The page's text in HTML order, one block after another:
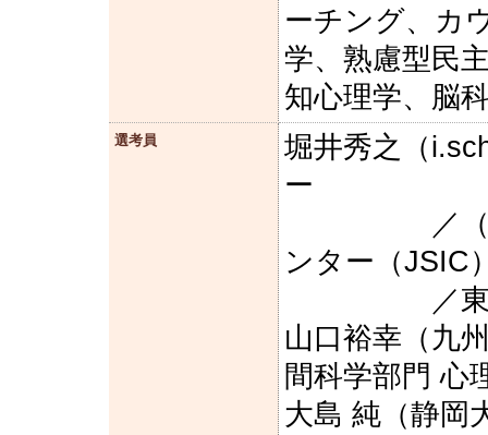
ーチング、カ
学、熟慮型民
知心理学、脳
選考員
堀井秀之（
ー
／（一社
ンター（JSIC
／東京大
山口裕幸（九
間科学部門 心
大島 純（静岡